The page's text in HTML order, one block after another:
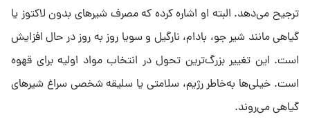
ترجیح می‌دهد. البته او اشاره کرده که مصرف شیرهای بدون لاکتوز یا
گیاهی مانند شیر جو، بادام، نارگیل و سویا روز به روز در حال افزایش
است. این تغییر بزرگ‌ترین تحول در انتخاب مواد اولیه برای قهوه
است. خیلی‌ها به‌خاطر رژیم، سلامتی یا سلیقه شخصی سراغ شیرهای
گیاهی می‌روند.